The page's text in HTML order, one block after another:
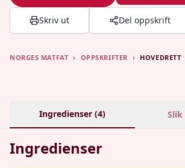
Skriv ut Del oppskrift
NORGES MATFAT › OPPSKRIFTER › HOVEDRETT
Ingredienser (4) Slik
Ingredienser